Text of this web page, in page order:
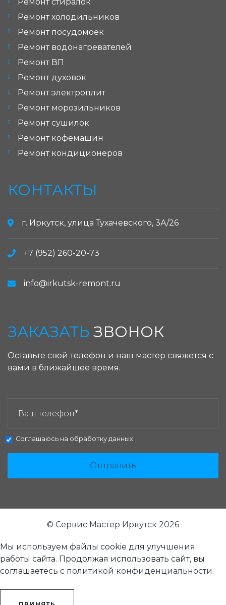
Ремонт холодильников
Ремонт посудомоек
Ремонт водонагревателей
Ремонт ВП
Ремонт духовок
Ремонт электроплит
Ремонт морозильников
Ремонт сушилок
Ремонт кофемашин
Ремонт кондиционеров
КОНТАКТЫ
г. Иркутск, улица Тухачевского, 3А/26
+7 (952) 260-20-73
info@irkutsk-remont.ru
ЗАКАЗАТЬ ЗВОНОК
Оставьте свой телефон и наш мастер свяжется с
вами в ближайшее время.
Соглашаюсь на обработку данных
Отправить
© Сервис Мастер Иркутск 2026
Мы используем файлы cookie для улучшения
работы сайта. Продолжая использовать сайт, вы
соглашаетесь с политикой конфиденциальности.